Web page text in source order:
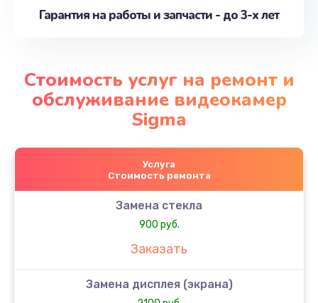
Гарантия на работы и запчасти - до 3-х лет
Стоимость услуг на ремонт и
обслуживание видеокамер
Sigma
Услуга
Стоимость ремонта
Замена стекла
900 руб.
Заказать
Замена дисплея (экрана)